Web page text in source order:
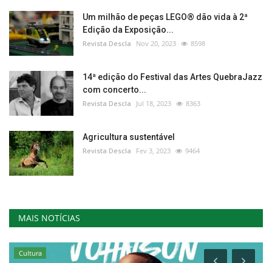
Um milhão de peças LEGO® dão vida à 2ª
Edição da Exposição...
Revista Descla Nov 20, 2023 8598
14ª edição do Festival das Artes QuebraJazz
com concerto...
Revista Descla Jul 18, 2023 8363
Agricultura sustentável
Revista Descla Fev 3, 2023 9464
MAIS NOTÍCIAS
Cultura